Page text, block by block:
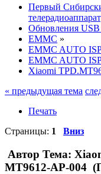
Первый
Обновления
EMMC »
EMMC AUTO ISP
EMMC AUTO
Xiaomi
« предыдущая тема
Печать
Страницы: 1 Вниз
Автор Тема:
MT9612-AP-004